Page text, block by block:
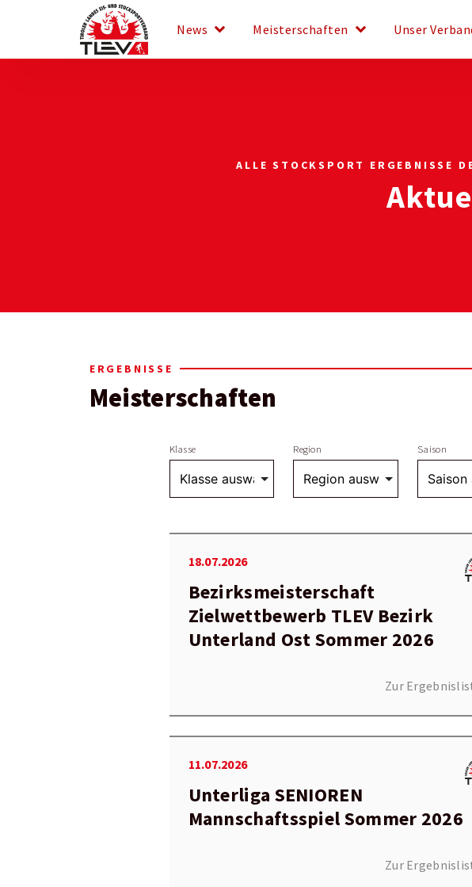
News keyboard_arrow_down Meisterschaften keyboard_arrow_down Unser
ALLE STOCKSPORT ERGEBNISSE
ERGEBNISSE
Meisterschaften
Klasse Region Saison
18.07.2026
Bezirksmeisterschaft
Zielwettbewerb TLEV Bezirk
Unterland Ost Sommer 2026
Zur
11.07.2026
Unterliga SENIOREN
Mannschaftsspiel Sommer 2026
Zur